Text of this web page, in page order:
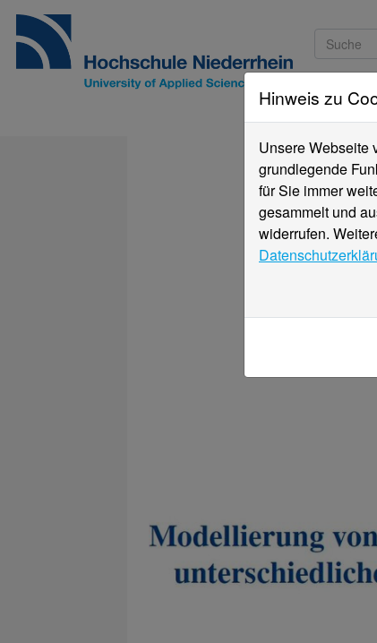
Hinweis zu
Unsere Webseite
grundlegende
für Sie immer
gesammelt und
widerrufen.